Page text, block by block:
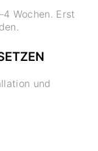
Wochen. Erst
und